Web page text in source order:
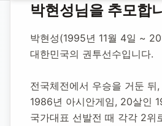
합동 추모 박현성 권투선수
박현성 권
추모소 개설:2020년 11월 12일
박현성님을 추모합
박현성(1995년 11월 4일 ~
대한민국의 권투선수입니다.
전국체전에서 우승을 거둔 뒤
1986년 아시안게임, 20살인
국가대표 선발전 때 각각 2위